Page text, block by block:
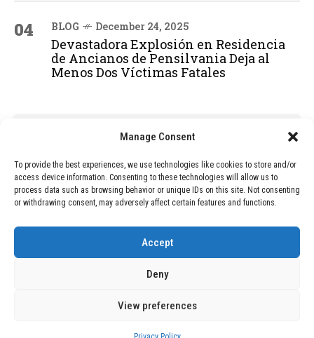
Manage Consent
To provide the best experiences, we use technologies like cookies to store and/or
access device information. Consenting to these technologies will allow us to
process data such as browsing behavior or unique IDs on this site. Not consenting
or withdrawing consent, may adversely affect certain features and functions.
Accept
Deny
View preferences
04 BLOG December 24, 2025
Devastadora Explosión en Residencia
de Ancianos de Pensilvania Deja al
Menos Dos Víctimas Fatales